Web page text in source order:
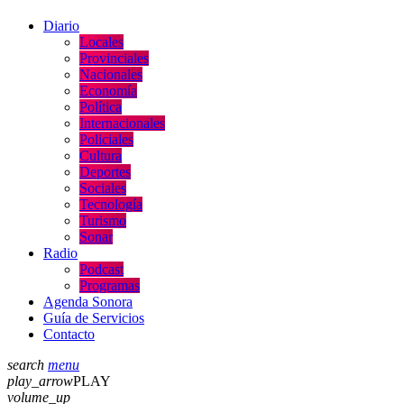
Diario
Locales
Provinciales
Nacionales
Economía
Política
Internacionales
Policiales
Cultura
Deportes
Sociales
Tecnología
Turismo
Sonar
Radio
Podcast
Programas
Agenda Sonora
Guía de Servicios
Contacto
search menu
play_arrowPLAY
volume_up